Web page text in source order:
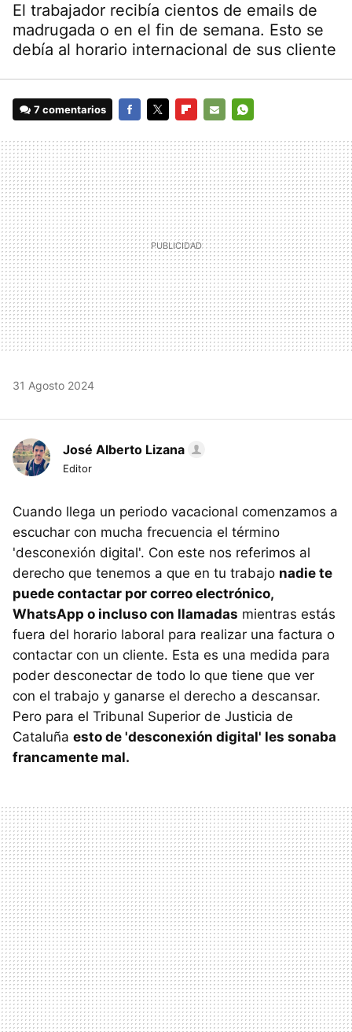
El trabajador recibía cientos de emails de
madrugada o en el fin de semana. Esto se
debía al horario internacional de sus cliente
7 comentarios
MAIL
31 Agosto 2024
José Alberto Lizana
Editor
Cuando llega un periodo vacacional comenzamos a
escuchar con mucha frecuencia el término
'desconexión digital'. Con este nos referimos al
derecho que tenemos a que en tu trabajo nadie te
puede contactar por correo electrónico,
WhatsApp o incluso con llamadas mientras estás
fuera del horario laboral para realizar una factura o
contactar con un cliente. Esta es una medida para
poder desconectar de todo lo que tiene que ver
con el trabajo y ganarse el derecho a descansar.
Pero para el Tribunal Superior de Justicia de
Cataluña esto de 'desconexión digital' les sonaba
francamente mal.